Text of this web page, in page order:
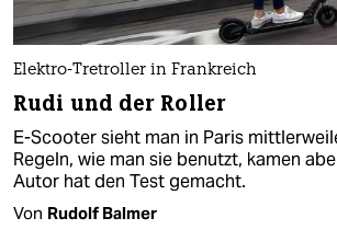
Elektro-Tretroller in Frankreich
Rudi und der Roller
E-Scooter sieht man in Paris
Regeln, wie man sie benutzt, kamen
Autor hat den Test gemacht.
Von Rudolf Balmer